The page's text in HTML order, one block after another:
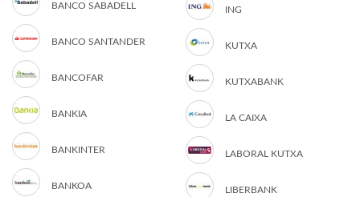
BANCO SABADELL
BANCO SANTANDER
BANCOFAR
BANKIA
BANKINTER
BANKOA
ING
KUTXA
KUTXABANK
LA CAIXA
LABORAL KUTXA
LIBERBANK